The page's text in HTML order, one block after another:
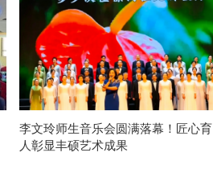
李文玲师生音乐会圆满落幕！匠心育
人彰显丰硕艺术成果